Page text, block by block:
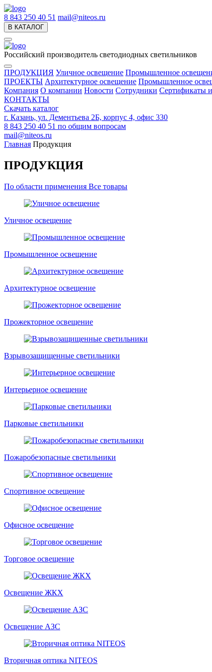
8 843 250 40 51 mail@niteos.ru
В КАТАЛОГ
Российский производитель светодиодных светильников
ПРОДУКЦИЯ Уличное освещение Промышленное
ПРОЕКТЫ Архитектурное освещение Промышленное
Компания О компании Новости Сотрудники Сертификаты
КОНТАКТЫ
Скачать каталог
г. Казань, ул. Дементьева 2Б, корпус 4, офис 330
8 843 250 40 51 по общим вопросам
mail@niteos.ru
Главная Продукция
ПРОДУКЦИЯ
По области применения Все товары
Уличное освещение
Промышленное освещение
Архитектурное освещение
Прожекторное освещение
Взрывозащищенные светильники
Интерьерное освещение
Парковые светильники
Пожаробезопасные светильники
Спортивное освещение
Офисное освещение
Торговое освещение
Освещение ЖКХ
Освещение АЗС
Вторичная оптика NITEOS